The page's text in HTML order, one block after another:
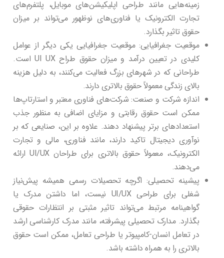
زمینه‌هایی مانند طراحی اپلیکیشن‌های موبایل، پلتفرم‌های
تجارت الکترونیک یا فناوری‌های نوظهور می‌تواند بر میزان
حقوق تاثیر بگذارد.
موقعیت جغرافیایی: موقعیت جغرافیایی یکی دیگر از عوامل
کلیدی در تعیین درآمد و میزان حقوق طراح UI UX است.
طراحانی که در شهرهای بزرگ فعالیت می‌کنند، به دلیل هزینه
بالای زندگی معمولاً حقوق بالاتری دارند.
اندازه شرکت و صنعت: شرکت‌های فناوری معتبر و استارتاپ‌ها
ممکن است حقوق رقابتی و مزایای اضافی به منظور جذب
استعدادهای برتر پیشنهاد دهند. علاوه بر این، صنایعی که بر
نوآوری دیجیتال تاکید دارند، مانند فناوری، مالی و تجارت
الکترونیک، معمولاً حقوق بالاتری برای طراحان UI/UX ارائه
می‌دهند.
پیشینه تحصیلی: اگرچه تحصیلات رسمی همیشه پیش‌نیاز
شغلی برای طراحی UI/UX نیست، اما داشتن مدرک یا
گواهینامه مرتبط می‌تواند تاثیر مثبتی بر انتظارات حقوقی
بگذارد. مدارک تحصیلی پیشرفته، مانند مدرک کارشناسی ارشد
در تعامل انسان-کامپیوتر یا طراحی تعامل، ممکن است حقوق
بالاتری را به همراه داشته باشد.